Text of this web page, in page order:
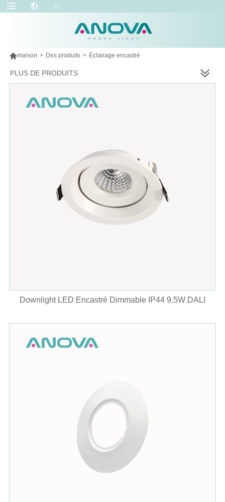
maison > Des produits > Éclairage encastré
PLUS DE PRODUITS
Downlight LED Encastré Dimmable IP44 9.5W DALI